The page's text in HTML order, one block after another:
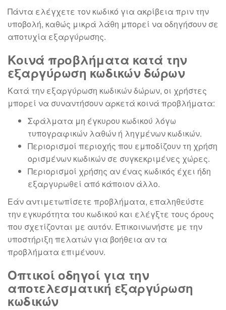
Πάντα ελέγχετε τον κωδικό για ακρίβεια πριν την
υποβολή, καθώς μικρά λάθη μπορεί να οδηγήσουν σε
αποτυχία εξαργύρωσης.
Κοινά προβλήματα κατά την
εξαργύρωση κωδικών δώρων
Κατά την εξαργύρωση κωδικών δώρων, οι χρήστες
μπορεί να συναντήσουν αρκετά κοινά προβλήματα:
Σφάλματα μη έγκυρου κωδικού λόγω
τυπογραφικών λαθών ή ληγμένων κωδικών.
Περιορισμοί περιοχής που εμποδίζουν τη χρήση
ορισμένων κωδικών σε συγκεκριμένες χώρες.
Περιορισμοί χρήσης αν ένας κωδικός έχει ήδη
εξαργυρωθεί από κάποιον άλλο.
Εάν αντιμετωπίσετε προβλήματα, επαληθεύστε
την εγκυρότητα του κωδικού και ελέγξτε τους όρους
που σχετίζονται με αυτόν. Επικοινωνήστε με την
υποστήριξη πελατών για βοήθεια αν τα
προβλήματα επιμένουν.
Οπτικοί οδηγοί για την
αποτελεσματική εξαργύρωση
κωδικών